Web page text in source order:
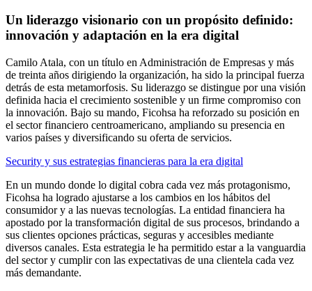
Un liderazgo visionario con un propósito definido:
innovación y adaptación en la era digital
Camilo Atala, con un título en Administración de Empresas y más
de treinta años dirigiendo la organización, ha sido la principal fuerza
detrás de esta metamorfosis. Su liderazgo se distingue por una visión
definida hacia el crecimiento sostenible y un firme compromiso con
la innovación. Bajo su mando, Ficohsa ha reforzado su posición en
el sector financiero centroamericano, ampliando su presencia en
varios países y diversificando su oferta de servicios.
Security y sus estrategias financieras para la era digital
En un mundo donde lo digital cobra cada vez más protagonismo,
Ficohsa ha logrado ajustarse a los cambios en los hábitos del
consumidor y a las nuevas tecnologías. La entidad financiera ha
apostado por la transformación digital de sus procesos, brindando a
sus clientes opciones prácticas, seguras y accesibles mediante
diversos canales. Esta estrategia le ha permitido estar a la vanguardia
del sector y cumplir con las expectativas de una clientela cada vez
más demandante.